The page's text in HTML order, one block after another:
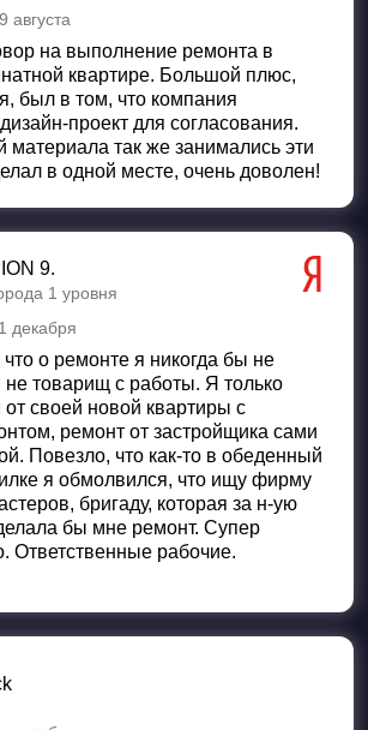
5 из 5
августа
на выполнение ремонта в
квартире. Большой плюс,
был в том, что компания
проект для согласования.
материала так же занимались эти
в одной месте, очень доволен!
9.
1 уровня
5 из 5
декабря
о ремонте я никогда бы не
не товарищ с работы. Я только
своей новой квартиры с
ремонт от застройщика сами
Повезло, что как-то в обеденный
я обмолвился, что ищу фирму
бригаду, которая за н-ую
бы мне ремонт. Супер
Ответственные рабочие.